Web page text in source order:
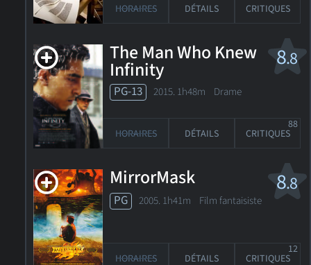
HORAIRES DÉTAILS CRITIQUES
8.8
The Man Who Knew
Infinity
PG-13 2015. 1h48m Drame
HORAIRES DÉTAILS CRITIQUES
88
8.8
MirrorMask
PG 2005. 1h41m Film fantaisiste
HORAIRES DÉTAILS CRITIQUES
12